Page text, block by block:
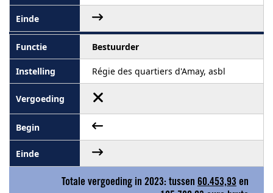
Bestuurder
Régie des quartiers d'Amay, asbl
Totale vergoeding in 2023: tussen 60.453,93 en